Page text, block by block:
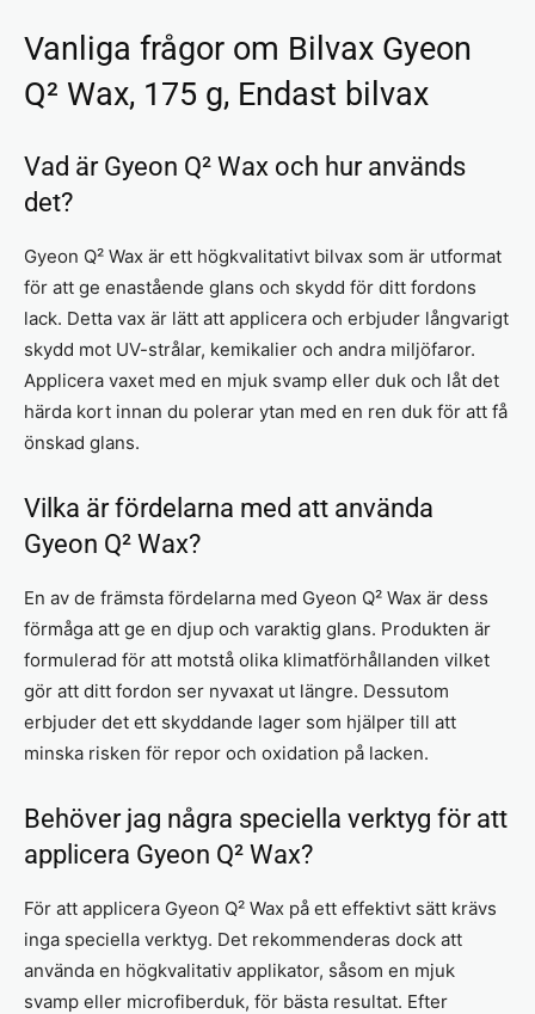
Vanliga frågor om Bilvax Gyeon
Q² Wax, 175 g, Endast bilvax
Vad är Gyeon Q² Wax och hur används
det?
Gyeon Q² Wax är ett högkvalitativt bilvax som är utformat
för att ge enastående glans och skydd för ditt fordons
lack. Detta vax är lätt att applicera och erbjuder långvarigt
skydd mot UV-strålar, kemikalier och andra miljöfaror.
Applicera vaxet med en mjuk svamp eller duk och låt det
härda kort innan du polerar ytan med en ren duk för att få
önskad glans.
Vilka är fördelarna med att använda
Gyeon Q² Wax?
En av de främsta fördelarna med Gyeon Q² Wax är dess
förmåga att ge en djup och varaktig glans. Produkten är
formulerad för att motstå olika klimatförhållanden vilket
gör att ditt fordon ser nyvaxat ut längre. Dessutom
erbjuder det ett skyddande lager som hjälper till att
minska risken för repor och oxidation på lacken.
Behöver jag några speciella verktyg för att
applicera Gyeon Q² Wax?
För att applicera Gyeon Q² Wax på ett effektivt sätt krävs
inga speciella verktyg. Det rekommenderas dock att
använda en högkvalitativ applikator, såsom en mjuk
svamp eller microfiberduk, för bästa resultat. Efter